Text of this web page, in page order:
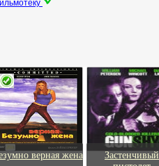
верная жена
Застенчивый